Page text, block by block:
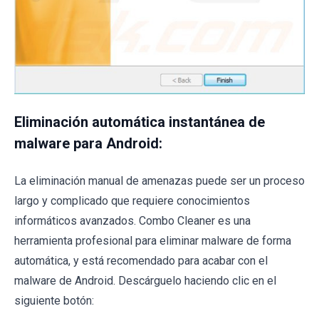
Eliminación automática instantánea de
malware para Android:
La eliminación manual de amenazas puede ser un proceso
largo y complicado que requiere conocimientos
informáticos avanzados. Combo Cleaner es una
herramienta profesional para eliminar malware de forma
automática, y está recomendado para acabar con el
malware de Android. Descárguelo haciendo clic en el
siguiente botón: